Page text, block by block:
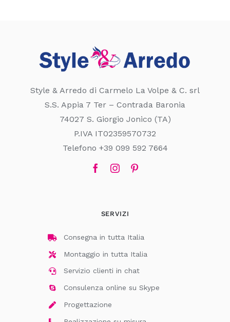
Style & Arredo di Carmelo La Volpe & C. srl
S.S. Appia 7 Ter – Contrada Baronia
74027 S. Giorgio Jonico (TA)
P.IVA IT02359570732
Telefono +39 099 592 7664
SERVIZI
Consegna in tutta Italia
Montaggio in tutta Italia
Servizio clienti in chat
Consulenza online su Skype
Progettazione